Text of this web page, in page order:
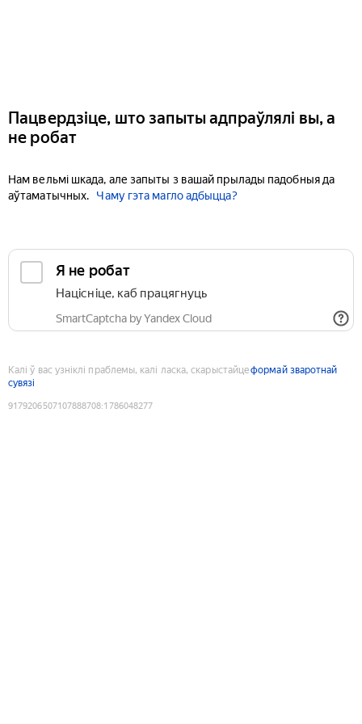
Пацвердзіце, што запыты адпраўлялі вы, а
не робат
Нам вельмі шкада, але запыты з вашай прылады падобныя да
аўтаматычных.
Чаму гэта магло адбыцца?
Я не робат
Націсніце, каб працягнуць
SmartCaptcha by Yandex Cloud
Калі ў вас узніклі праблемы, калі ласка, скарыстайцеформай зваротнай
сувязі
9179206507107888708:1786048277